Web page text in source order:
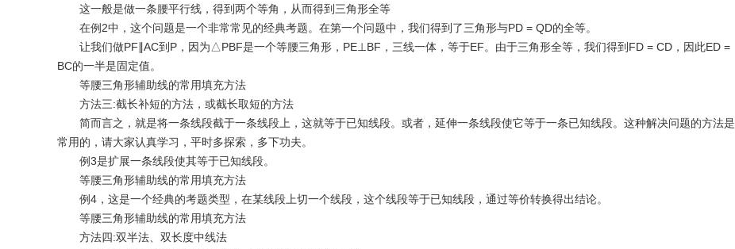
这一般是做一条腰平行线，得到两个等角，从而得到三角形全等
在例2中，这个问题是一个非常常见的经典考题。在第一个问题中，我们得到了三角形与PD = QD的全等。
让我们做PF∥AC到P，因为△PBF是一个等腰三角形，PE⊥BF，三线一体，等于EF。由于三角形全等，我们得到FD = CD，因此ED =
BC的一半是固定值。
等腰三角形辅助线的常用填充方法
方法三:截长补短的方法，或截长取短的方法
简而言之，就是将一条线段截于一条线段上，这就等于已知线段。或者，延伸一条线段使它等于一条已知线段。这种解决问题的方法是
常用的，请大家认真学习，平时多探索，多下功夫。
例3是扩展一条线段使其等于已知线段。
等腰三角形辅助线的常用填充方法
例4，这是一个经典的考题类型，在某线段上切一个线段，这个线段等于已知线段，通过等价转换得出结论。
等腰三角形辅助线的常用填充方法
方法四:双半法、双长度中线法